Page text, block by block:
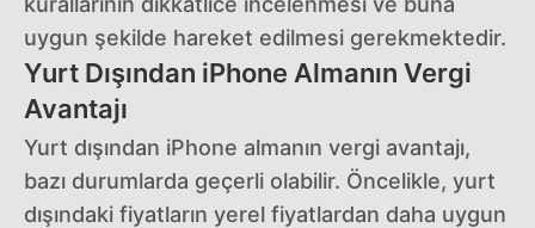
uygun şekilde hareket edilmesi gerekmektedir.
Yurt Dışından iPhone Almanın Vergi
Avantajı
Yurt dışından iPhone almanın vergi avantajı,
bazı durumlarda geçerli olabilir. Öncelikle, yurt
dışındaki fiyatların yerel fiyatlardan daha uygun